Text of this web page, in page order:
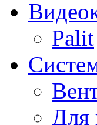
Palit
Для